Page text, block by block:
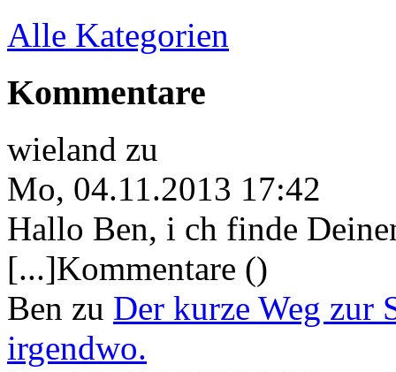
Alle Kategorien
Kommentare
wieland zu
Mo, 04.11.2013 17:42
Hallo Ben, i ch finde
[...]Kommentare ()
Ben zu Der kurze Weg zur
irgendwo.